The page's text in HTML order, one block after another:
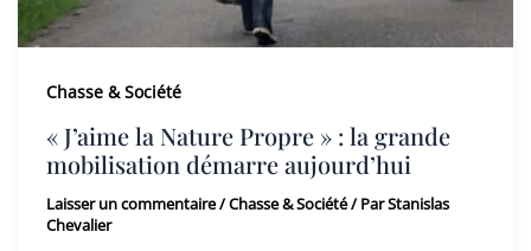
Chasse & Société
« J’aime la Nature Propre » : la grande
mobilisation démarre aujourd’hui
Laisser un commentaire/Chasse & Société/ ParStanislas
Chevalier